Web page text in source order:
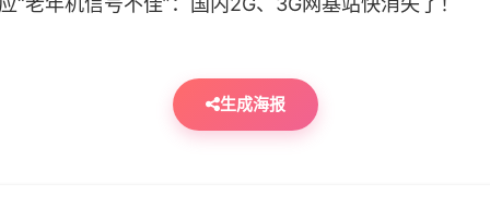
生成海报